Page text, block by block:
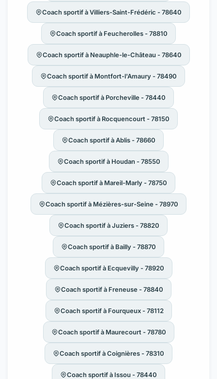
Coach sportif à Villiers-Saint-Frédéric - 78640
Coach sportif à Feucherolles - 78810
Coach sportif à Neauphle-le-Château - 78640
Coach sportif à Montfort-l'Amaury - 78490
Coach sportif à Porcheville - 78440
Coach sportif à Rocquencourt - 78150
Coach sportif à Ablis - 78660
Coach sportif à Houdan - 78550
Coach sportif à Mareil-Marly - 78750
Coach sportif à Mézières-sur-Seine - 78970
Coach sportif à Juziers - 78820
Coach sportif à Bailly - 78870
Coach sportif à Ecquevilly - 78920
Coach sportif à Freneuse - 78840
Coach sportif à Fourqueux - 78112
Coach sportif à Maurecourt - 78780
Coach sportif à Coignières - 78310
Coach sportif à Issou - 78440